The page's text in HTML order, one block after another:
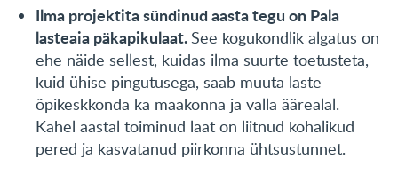
Ilma projektita sündinud aasta tegu on Pala
lasteaia päkapikulaat.See kogukondlik algatus on
ehe näide sellest, kuidas ilma suurte toetusteta,
kuid ühise pingutusega, saab muuta laste
õpikeskkonda ka maakonna ja valla äärealal.
Kahel aastal toiminud laat on liitnud kohalikud
pered ja kasvatanud piirkonna ühtsustunnet.